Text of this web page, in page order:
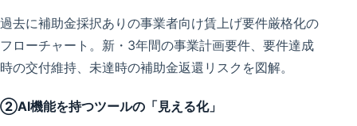
過去に補助金採択ありの事業者向け賃上げ要件厳格化の
フローチャート。新・3年間の事業計画要件、要件達成
時の交付維持、未達時の補助金返還リスクを図解。
②AI機能を持つツールの「見える化」